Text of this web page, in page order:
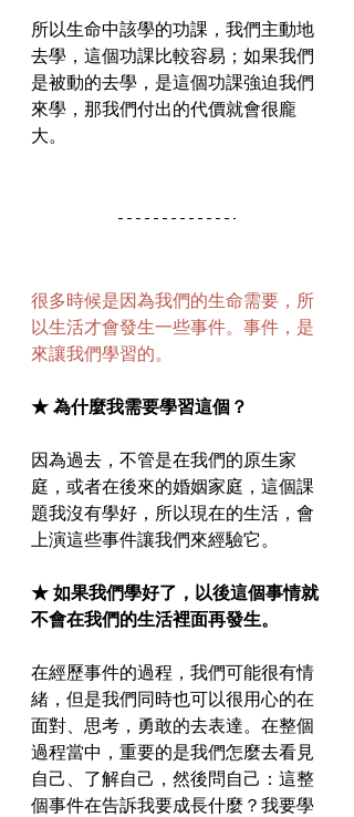
所以生命中該學的功課，我們主動地
去學，這個功課比較容易；如果我們
是被動的去學，是這個功課強迫我們
來學，那我們付出的代價就會很龐
大。
很多時候是因為我們的生命需要，所
以生活才會發生一些事件。事件，是
來讓我們學習的。
★ 為什麼我需要學習這個？
因為過去，不管是在我們的原生家
庭，或者在後來的婚姻家庭，這個課
題我沒有學好，所以現在的生活，會
上演這些事件讓我們來經驗它。
★ 如果我們學好了，以後這個事情就
不會在我們的生活裡面再發生。
在經歷事件的過程，我們可能很有情
緒，但是我們同時也可以很用心的在
面對、思考，勇敢的去表達。在整個
過程當中，重要的是我們怎麼去看見
自己、了解自己，然後問自己：這整
個事件在告訴我要成長什麼？我要學